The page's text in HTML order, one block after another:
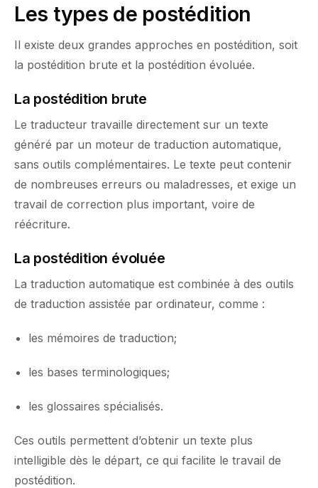
Les types de postédition
Il existe deux grandes approches en postédition, soit
la postédition brute et la postédition évoluée.
La postédition brute
Le traducteur travaille directement sur un texte
généré par un moteur de traduction automatique,
sans outils complémentaires. Le texte peut contenir
de nombreuses erreurs ou maladresses, et exige un
travail de correction plus important, voire de
réécriture.
La postédition évoluée
La traduction automatique est combinée à des outils
de traduction assistée par ordinateur, comme :
les mémoires de traduction;
les bases terminologiques;
les glossaires spécialisés.
Ces outils permettent d’obtenir un texte plus
intelligible dès le départ, ce qui facilite le travail de
postédition.